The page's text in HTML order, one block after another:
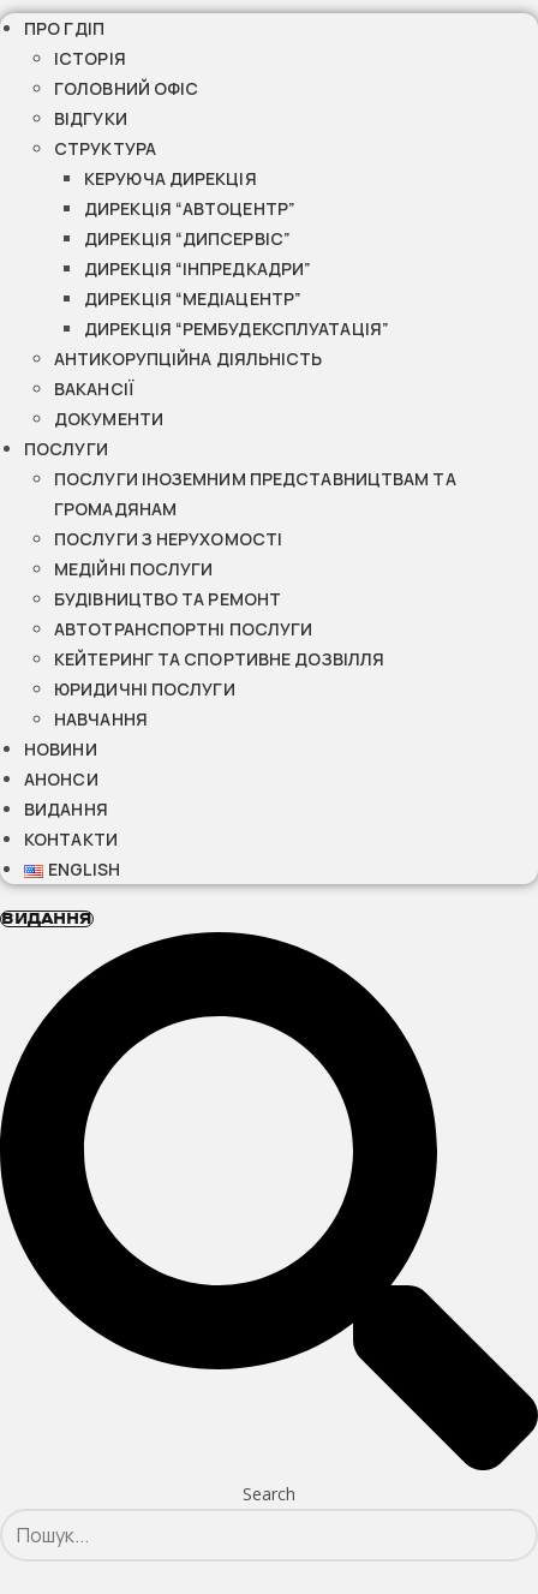
ПРО ГДІП
ІСТОРІЯ
ГОЛОВНИЙ ОФІС
ВІДГУКИ
СТРУКТУРА
КЕРУЮЧА ДИРЕКЦІЯ
ДИРЕКЦІЯ “АВТОЦЕНТР”
ДИРЕКЦІЯ “ДИПСЕРВІС”
ДИРЕКЦІЯ “ІНПРЕДКАДРИ”
ДИРЕКЦІЯ “МЕДІАЦЕНТР”
ДИРЕКЦІЯ “РЕМБУДЕКСПЛУАТАЦІЯ”
АНТИКОРУПЦІЙНА ДІЯЛЬНІСТЬ
ВАКАНСІЇ
ДОКУМЕНТИ
ПОСЛУГИ
ПОСЛУГИ ІНОЗЕМНИМ ПРЕДСТАВНИЦТВАМ ТА
ГРОМАДЯНАМ
ПОСЛУГИ З НЕРУХОМОСТІ
МЕДІЙНІ ПОСЛУГИ
БУДІВНИЦТВО ТА РЕМОНТ
АВТОТРАНСПОРТНІ ПОСЛУГИ
КЕЙТЕРИНГ ТА СПОРТИВНЕ ДОЗВІЛЛЯ
ЮРИДИЧНІ ПОСЛУГИ
НАВЧАННЯ
НОВИНИ
АНОНСИ
ВИДАННЯ
КОНТАКТИ
ENGLISH
ВИДАННЯ
Search